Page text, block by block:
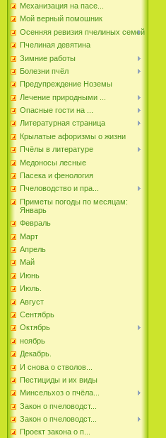
Механизация на пасе...
Мой верный помошник
Осенняя ревизия пчелиных семей
Пчелиная девятина
Зимние работы
Болезни пчёл
Предупреждение Ноземы
Лечение природными ...
Опасные гости на ...
Литературная страница
Крылатые афоризмы о жизни
Пчёлы в литературе
Медоносы лесные
Пасека и фенология
Пчеловодство и пра...
Приметы погоды по месяцам:
Январь
Февраль
Март
Апрель
Май
Июнь
Июль.
Август
Сентябрь
Октябрь
ноябрь
Декабрь.
И снова о стволов...
Пестициды и их виды
Минсельхоз о пчёла...
Закон о пчеловодст...
Закон о пчеловодст...
Проект закона о п...